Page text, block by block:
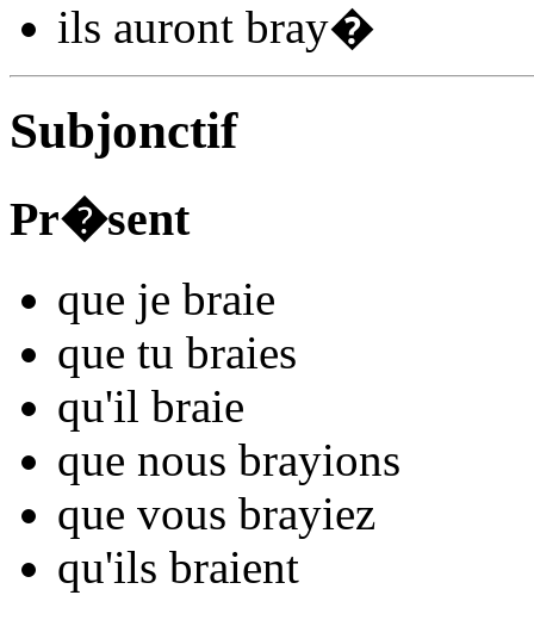
ils auront bray�
Subjonctif
Pr�sent
que je braie
que tu braies
qu'il braie
que nous brayions
que vous brayiez
qu'ils braient